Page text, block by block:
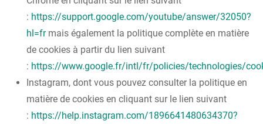
: https://support.google.com/youtube/answer/32050?
hl=frmais également la politique complète en matière
de cookies à partir du lien suivant
: https://www.google.fr/intl/fr/policies/technologies/
Instagram, dont vous pouvez consulter la politique en
matière de cookies en cliquant sur le lien suivant
: https://help.instagram.com/1896641480634370?